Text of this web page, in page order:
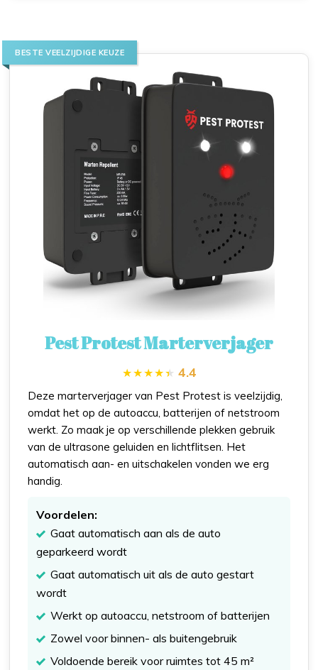
BESTE VEELZIJDIGE KEUZE
Pest Protest Marterverjager
4.4
Deze marterverjager van Pest Protest is veelzijdig,
omdat het op de autoaccu, batterijen of netstroom
werkt. Zo maak je op verschillende plekken gebruik
van de ultrasone geluiden en lichtflitsen. Het
automatisch aan- en uitschakelen vonden we erg
handig.
Voordelen:
Gaat automatisch aan als de auto
geparkeerd wordt
Gaat automatisch uit als de auto gestart
wordt
Werkt op autoaccu, netstroom of batterijen
Zowel voor binnen- als buitengebruik
Voldoende bereik voor ruimtes tot 45 m²